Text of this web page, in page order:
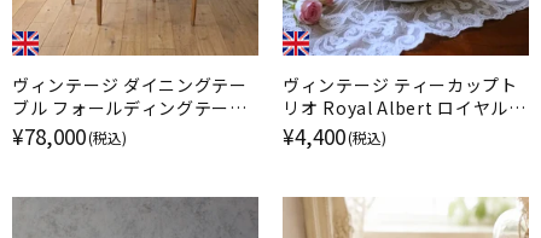
ヴィンテージ ダイニングテー
ブル フォールディングテーブ
ル ミッドセンチュリー イギリ
¥78,000(税込)
ヴィンテージ ティーカップト
リオ Royal Albert ロイヤルア
ルバート Nosegay イギリス
¥4,400(税込)